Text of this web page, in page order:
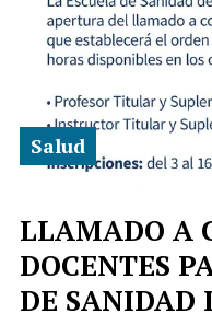
LLAMADO A
DOCENTES
DE SANIDAD
Salud